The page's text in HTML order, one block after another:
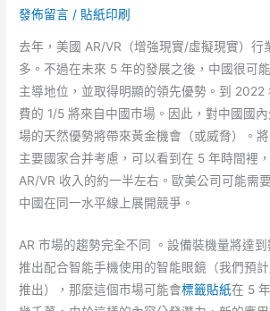
發佈留言 / 貼紙印刷
去年，美國 AR/VR（增強現實/虛擬現實）行
多。不過在未來 5 年的發展之後，中國很可
主導地位，並取得明顯的領先優勢。到 2022
費的 1/5 將來自中國市場。因此，對中國國
場的天然優勢將帶來黃金機會（或威脅）。
主要國家合并考慮，可以看到在 5 年時間裡
AR/VR 收入的約一半左右。歐美公司可能需
中國在同一水平線上展開競爭。
AR 市場的趨勢完全不同 。設備裝機量將達
推出配合智能手機使用的智能眼鏡（我們預
推出），那麼這個市場可能會標籤貼紙在 5